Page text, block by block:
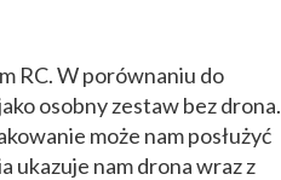
RC. W porównaniu do
osobny zestaw bez drona.
może nam posłużyć
ukazuje nam drona wraz z